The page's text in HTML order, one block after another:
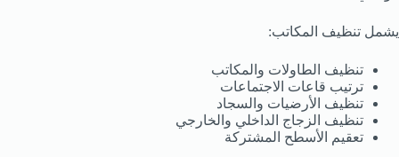
يشمل تنظيف المكاتب:
تنظيف الطاولات والمكاتب
ترتيب قاعات الاجتماعات
تنظيف الأرضيات والسجاد
تنظيف الزجاج الداخلي والخارجي
تعقيم الأسطح المشتركة